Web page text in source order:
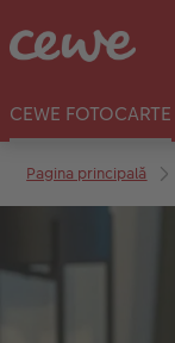
CEWE FOTOCARTE
Pagina principală